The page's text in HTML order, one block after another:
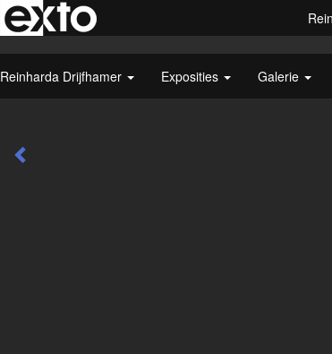
Reinharda Drijfhamer Exposities Galerie